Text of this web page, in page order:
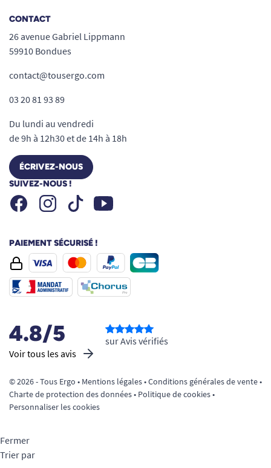
CONTACT
26 avenue Gabriel Lippmann
59910 Bondues
contact@tousergo.com
03 20 81 93 89
Du lundi au vendredi
de 9h à 12h30 et de 14h à 18h
ÉCRIVEZ-NOUS
SUIVEZ-NOUS !
FacebookInstagramTiktok Youtube
PAIEMENT SÉCURISÉ !
4.8/5
Voir tous les avis
sur Avis vérifiés
© 2026 - Tous Ergo • Mentions légales•Conditions générales de vente•
Charte de protection des données• Politique de cookies•
Personnaliser les cookies
Fermer
Trier par